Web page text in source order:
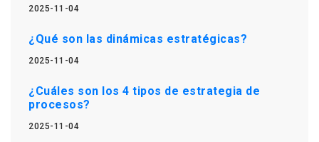
2025-11-04
¿Qué son las dinámicas estratégicas?
2025-11-04
¿Cuáles son los 4 tipos de estrategia de
procesos?
2025-11-04